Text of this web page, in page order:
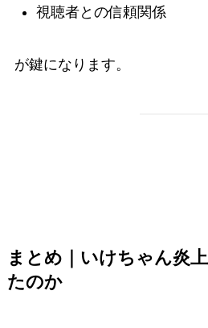
視聴者との信頼関係
が鍵になります。
まとめ｜いけちゃん炎
たのか